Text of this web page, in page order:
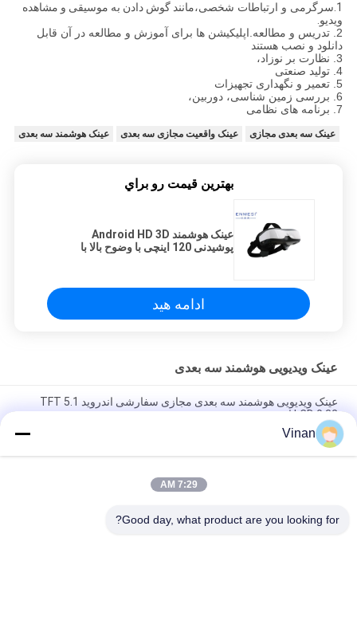
1. سرگرمی و ارتباطات شخصی،مانند گوش دادن به موسیقی و مشاهده
ویدیو.
2. تدریس و مطالعه.
اپلیکیشن ها برای آموزش و مطالعه در آن قابل
دانلود و نصب هستند
3. نظارت بر نوزاد،
4. تولید صنعتی
5. تعمیر و نگهداری تجهیزات
6. بررسی زمین شناسی، دوربین،
7. برنامه های نظامی
عینک سه بعدی مجازی عینک واقعیت مجازی سه بعدی عینک هوشمند سه بعدی
بهترين قيمت رو براي
عینک هوشمند Android HD 3D
پوشیدنی 120 اینچی با وضوح بالا با
ادامه هید
عینک ویدیویی هوشمند سه بعدی
عینک ویدیویی هوشمند سه بعدی مجازی سفارشی اندروید 5.1 TFT
LCD 0.32 اینچی
WIFI / بلوتوث
Vinan
7:29 AM
Good day, what product are you looking for?